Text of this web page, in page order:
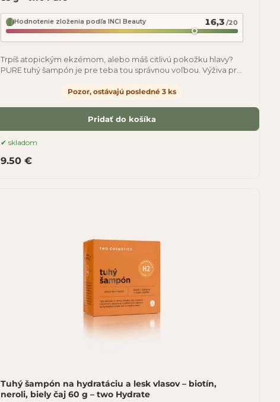
Hodnotenie zloženia podľa INCI Beauty 16,3 /20
Trpíš atopickým ekzémom, alebo máš citlivú pokožku hlavy?
PURE tuhý šampón je pre teba tou správnou voľbou. Výživa pre
skladom
Pozor, ostávajú posledné 3 ks
9.50 €
Pridať do košíka
Tuhý šampón na hydratáciu a lesk vlasov – biotín,
neroli, biely čaj 60 g – two Hydrate